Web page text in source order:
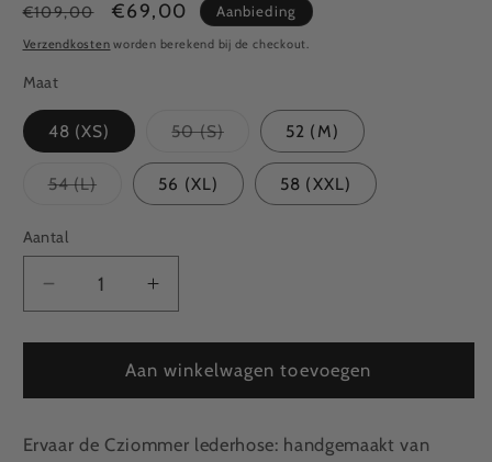
Normale
prijs
€109,00 Aanbiedingsprijs
€69,00 Aanbieding
Verzendkosten worden berekend bij de checkout.
Maat
48 (XS) 50 (S)
Variant
uitverkocht
of
niet
beschikbaar
52 (M)
54 (L) 56 (XL) 58 (XXL)
Aantal
Aantal
verlagen
voor
Lederhose
Cziommer
Aantal
verhogen
voor
Lederhose
Cziommer
Aan winkelwagen toevoegen
Ervaar de Cziommer lederhose: handgemaakt van